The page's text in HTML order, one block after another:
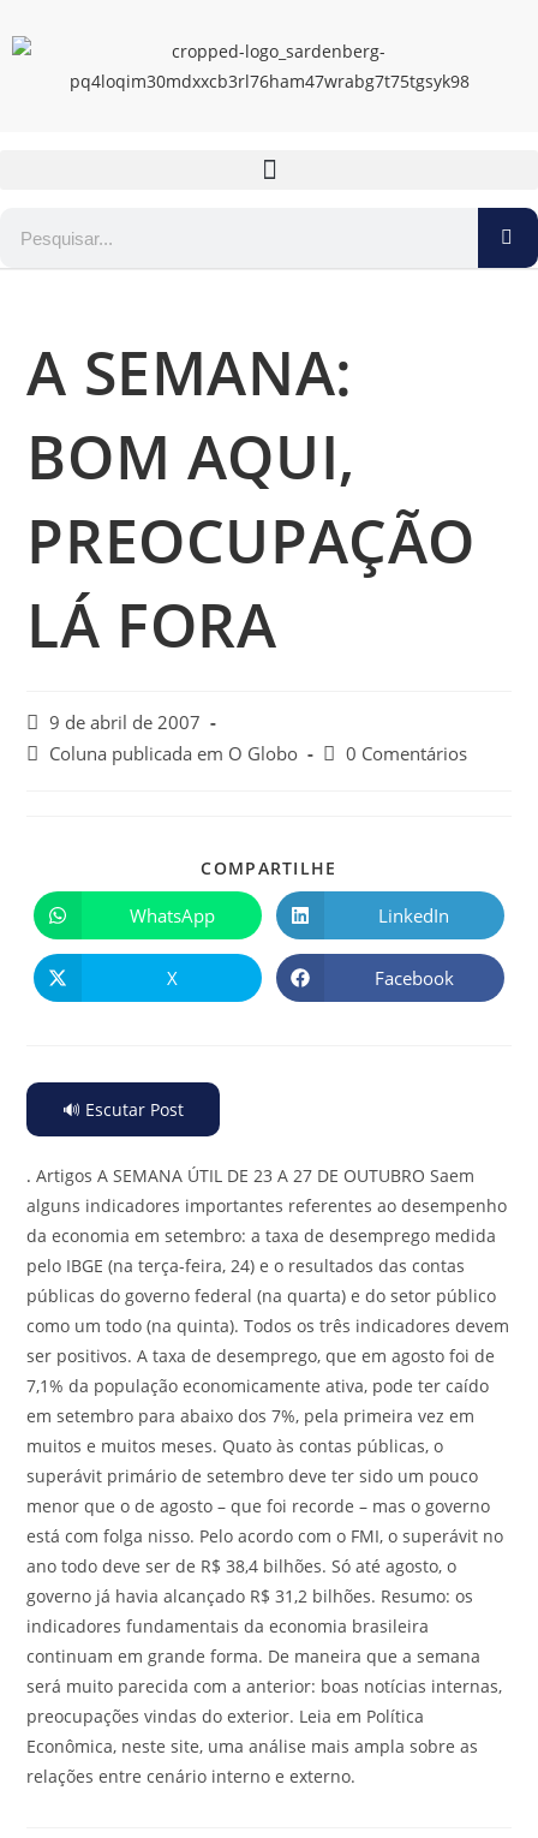
A SEMANA:
BOM AQUI,
PREOCUPAÇÃO
LÁ FORA
9 de abril de 2007
Coluna publicada em O Globo
0 Comentários
COMPARTILHE
WhatsApp LinkedIn
X Facebook
🔊 Escutar Post
. Artigos A SEMANA ÚTIL DE 23 A 27 DE OUTUBRO Saem
alguns indicadores importantes referentes ao desempenho
da economia em setembro: a taxa de desemprego medida
pelo IBGE (na terça-feira, 24) e o resultados das contas
públicas do governo federal (na quarta) e do setor público
como um todo (na quinta). Todos os três indicadores devem
ser positivos. A taxa de desemprego, que em agosto foi de
7,1% da população economicamente ativa, pode ter caído
em setembro para abaixo dos 7%, pela primeira vez em
muitos e muitos meses. Quato às contas públicas, o
superávit primário de setembro deve ter sido um pouco
menor que o de agosto – que foi recorde – mas o governo
está com folga nisso. Pelo acordo com o FMI, o superávit no
ano todo deve ser de R$ 38,4 bilhões. Só até agosto, o
governo já havia alcançado R$ 31,2 bilhões. Resumo: os
indicadores fundamentais da economia brasileira
continuam em grande forma. De maneira que a semana
será muito parecida com a anterior: boas notícias internas,
preocupações vindas do exterior. Leia em Política
Econômica, neste site, uma análise mais ampla sobre as
relações entre cenário interno e externo.